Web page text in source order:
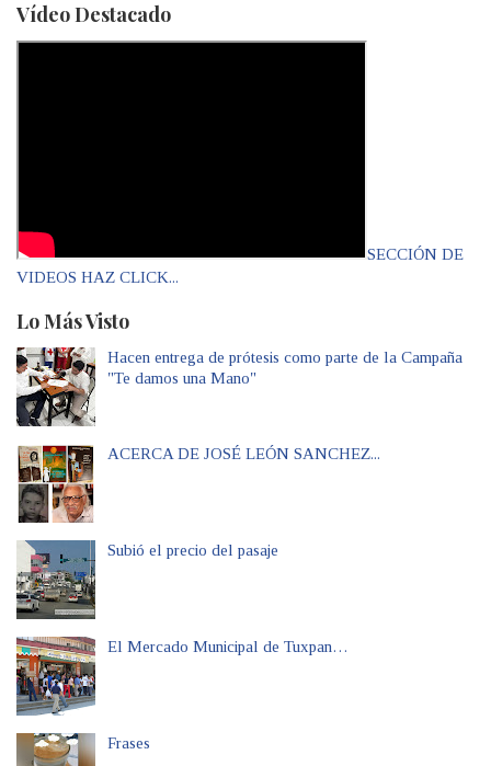
Vídeo Destacado
SECCIÓN DE
VIDEOS HAZ CLICK...
Lo Más Visto
Hacen entrega de prótesis como parte de la Campaña
"Te damos una Mano"
ACERCA DE JOSÉ LEÓN SANCHEZ...
Subió el precio del pasaje
El Mercado Municipal de Tuxpan…
Frases